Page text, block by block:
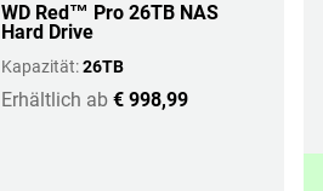
WD Red™ Pro 26TB NAS
Hard Drive
Kapazität:26TB
Erhältlich ab € 998,99